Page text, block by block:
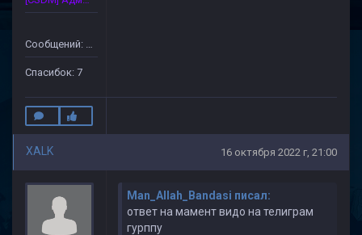
Сообщений: 172
Спасибок: 7
XALK 16 октября 2022 г, 21:00
Man_Allаh_Bandasi писал:
ответ на мамент видо на телиграм
гурппу